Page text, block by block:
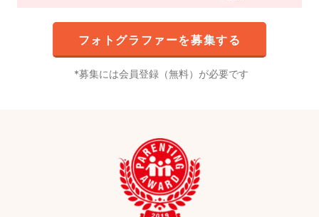
フォトグラファーを募集する
募集には会員登録（無料）が必要です